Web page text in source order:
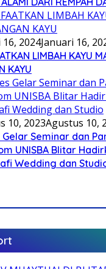
16, 2024Januari 16,
LIMBAH KAYU
KAYU
10, 2023Agustus 10,
Gelar Seminar dan
UNISBA Blitar
Wedding dan